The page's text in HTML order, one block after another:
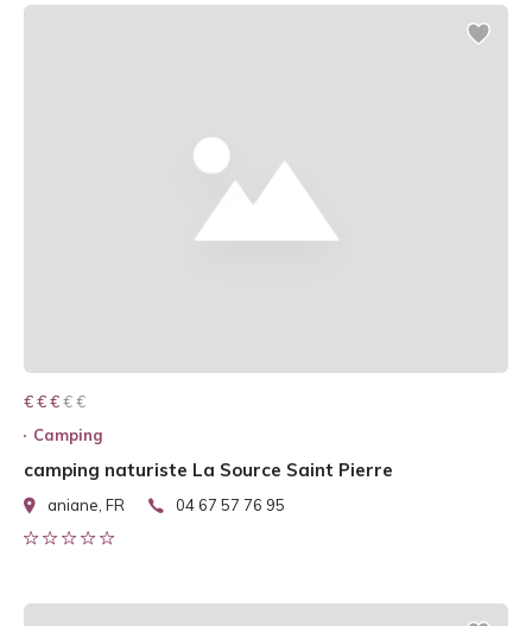
€ € € € €
€ € €
Camping
camping naturiste La Source Saint Pierre
aniane, FR 04 67 57 76 95